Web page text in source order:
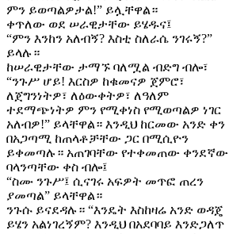
ምን ይወጣልዎታል!” ይሏቸዋል።
ቀጥለው ወደ ሠራዊታቸው ይሄዱና፤
“ምን እንከን አለብኝ? እስቲ ስለራሴ ንገሩኝ?”
ይላሉ።
ከሠራዊታቸው ታማኙ ባለሟል ብድግ ብሎ፣
“ንጉሥ ሆይ! እርስዎ ከቁመናዎ ጀምሮ፣
ለጀግንነትዎ፣ ለዕውቀትዎ፣ ለዓለም
ተደማጭነትዎ ምን የሚቀነስ የሚወጣልዎ ነገር
አለብዎ!” ይላቸዋል። እንዲህ ከርመው አንድ ቀን
በአጋጣሚ ከጠላቶቻቸው ጋር በሚሲዮን
ይቀመጣሉ። አጠገባቸው የተቀመጠው ቀንደኛው
ባላንጣቸው ቀስ ብሎ፤
“ስሙ ንጉሥ፤ ሲናገሩ አፍዎት መጥፎ ጠረን
ያመጣል” ይላቸዋል።
ንጉሱ ይናደዳሉ። “እንዴት እስከዛሬ አንድ ወዳጄ
ይሄን አልነገረኝም? እንዲህ በአደባባይ እንድጋለጥ